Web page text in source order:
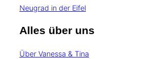
Neugrad in der Eifel
Alles über uns
Über Vanessa & Tina